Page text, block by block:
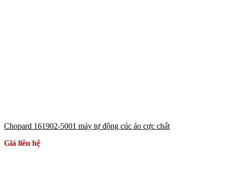
Chopard 161902-5001 máy tự động cúc áo cực chất
Giá liên hệ